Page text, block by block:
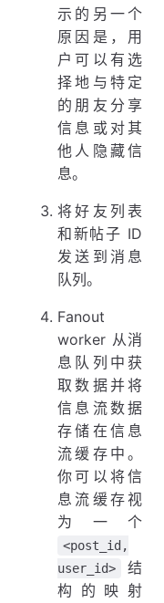
示的另一个
原因是，用
户可以有选
择地与特定
的朋友分享
信息或对其
他人隐藏信
息。
将好友列表
和新帖子 ID
发送到消息
队列。
Fanout
worker 从消
息队列中获
取数据并将
信息流数据
存储在信息
流缓存中。
你可以将信
息流缓存视
为一个
<post_id,
user_id>
结
构的映射